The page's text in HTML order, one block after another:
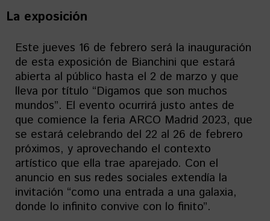
La exposición
Este jueves 16 de febrero será la inauguración
de esta exposición de Bianchini que estará
abierta al público hasta el 2 de marzo y que
lleva por título “Digamos que son muchos
mundos”. El evento ocurrirá justo antes de
que comience la feria ARCO Madrid 2023, que
se estará celebrando del 22 al 26 de febrero
próximos, y aprovechando el contexto
artístico que ella trae aparejado. Con el
anuncio en sus redes sociales extendía la
invitación “como una entrada a una galaxia,
donde lo infinito convive con lo finito”.